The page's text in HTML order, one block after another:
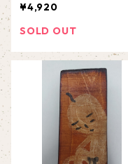
¥4,920
SOLD OUT